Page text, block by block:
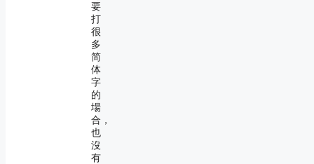
要
打
很
多
简
体
字
的
場
合，
也
沒
有